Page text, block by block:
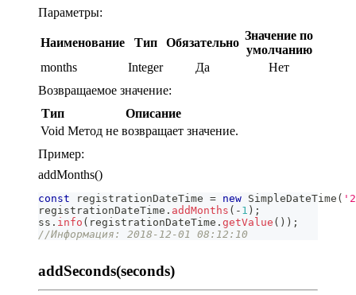
Параметры:
Наименование Тип Обязательно
Значение по
умолчанию
months
Integer Да
Нет
Возвращаемое значение:
Тип
Описание
Void Метод не возвращает значение.
Пример:
addMonths()
const registrationDateTime = new SimpleDateTime (
registrationDateTime . addMonths ( - 1 ) ;
ss . info ( registrationDateTime . getValue ( ) ) ;
//Информация: 2018-12-01 08:12:10
addSeconds(seconds)